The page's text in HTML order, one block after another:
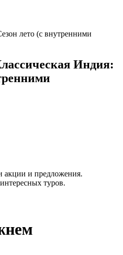
лето (с внутренними
Индия:
и предложения.
туров.